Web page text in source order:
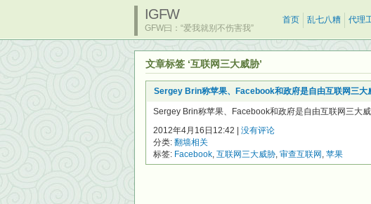
IGFW
GFW曰：“爱我就别不伤害我”
首页 乱七八糟 代理
文章标签 ‘互联网三大威胁’
Sergey Brin称苹果、Facebook和政府是自由互联网三大
Sergey Brin称苹果、Facebook和政府是自由互联网三大
2012年4月16日12:42 | 没有评论
分类: 翻墙相关
标签: Facebook, 互联网三大威胁, 审查互联网 , 苹果